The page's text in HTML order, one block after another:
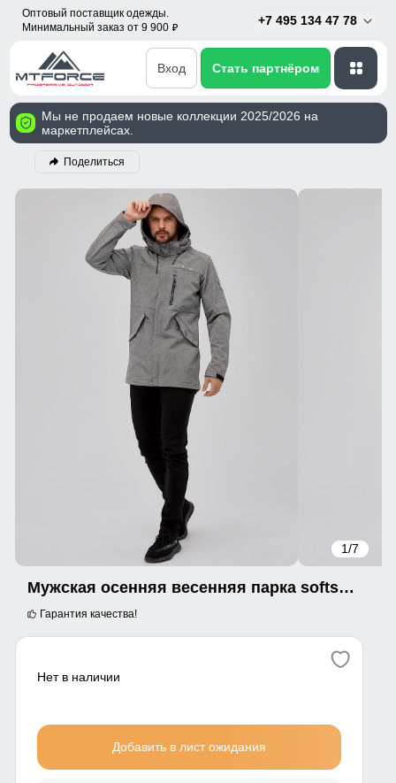
Оптовый поставщик одежды.
Минимальный заказ от 9 900 p
+7 495 134 47 78
Вход Стать партнёром
Мы не продаем новые коллекции 2025/2026 на
маркетплейсах.
Поделиться
1/7
Мужская осенняя весенняя парка softshell светло-серого цвета 2018SS
Гарантия качества!
Нет в наличии
Добавить в лист ожидания